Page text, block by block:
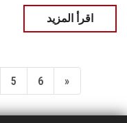
اقرأ المزيد
5 6 »